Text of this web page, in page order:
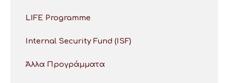
LIFE Programme
Internal Security Fund (ISF)
Άλλα Προγράμματα